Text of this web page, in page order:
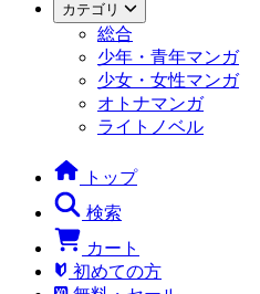
カテゴリ
総合
少年・青年マンガ
少女・女性マンガ
オトナマンガ
ライトノベル
トップ
検索
カート
初めての方